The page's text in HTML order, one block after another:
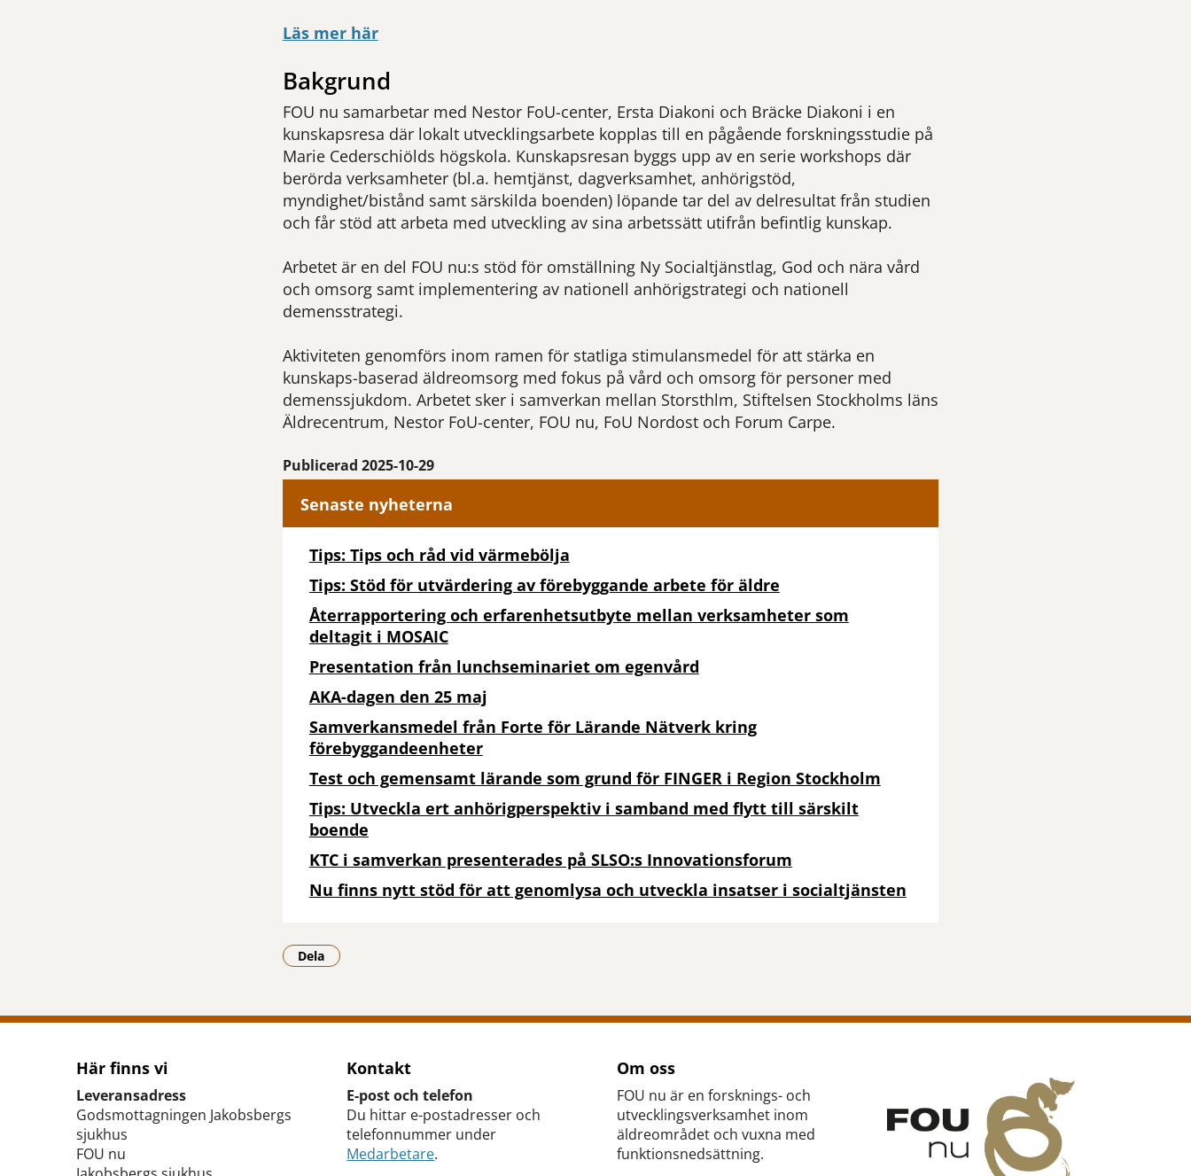
Läs mer här
Bakgrund
FOU nu samarbetar med Nestor FoU-center, Ersta Diakoni och Bräcke Diakoni i en
kunskapsresa där lokalt utvecklingsarbete kopplas till en pågående forskningsstudie på
Marie Cederschiölds högskola. Kunskapsresan byggs upp av en serie workshops där
berörda verksamheter (bl.a. hemtjänst, dagverksamhet, anhörigstöd,
myndighet/bistånd samt särskilda boenden) löpande tar del av delresultat från studien
och får stöd att arbeta med utveckling av sina arbetssätt utifrån befintlig kunskap.
Arbetet är en del FOU nu:s stöd för omställning Ny Socialtjänstlag, God och nära vård
och omsorg samt implementering av nationell anhörigstrategi och nationell
demensstrategi.
Aktiviteten genomförs inom ramen för statliga stimulansmedel för att stärka en
kunskaps-baserad äldreomsorg med fokus på vård och omsorg för personer med
demenssjukdom. Arbetet sker i samverkan mellan Storsthlm, Stiftelsen Stockholms läns
Äldrecentrum, Nestor FoU-center, FOU nu, FoU Nordost och Forum Carpe.
Publicerad 2025-10-29
Senaste nyheterna
Tips: Tips och råd vid värmebölja
Tips: Stöd för utvärdering av förebyggande arbete för äldre
Återrapportering och erfarenhetsutbyte mellan verksamheter som
deltagit i MOSAIC
Presentation från lunchseminariet om egenvård
AKA-dagen den 25 maj
Samverkansmedel från Forte för Lärande Nätverk kring
förebyggandeenheter
Test och gemensamt lärande som grund för FINGER i Region Stockholm
Tips: Utveckla ert anhörigperspektiv i samband med flytt till särskilt
boende
KTC i samverkan presenterades på SLSO:s Innovationsforum
Nu finns nytt stöd för att genomlysa och utveckla insatser i socialtjänsten
Dela
- Klicka för att öppna delningsalternativ.
Här finns vi
Leveransadress
Godsmottagningen Jakobsbergs
sjukhus
FOU nu
Kontakt
E-post och telefon
Du hittar e-postadresser och
telefonnummer under
Medarbetare.
Om oss
FOU nu är en forsknings- och
utvecklingsverksamhet inom
äldreområdet och vuxna med
funktionsnedsättning.